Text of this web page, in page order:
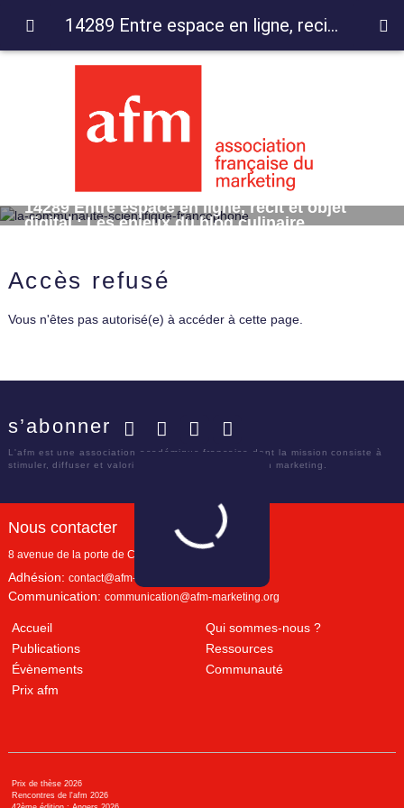
14289 Entre espace en ligne, recit et objet
digital : Les enjeux du blog culinaire
Accès refusé
Vous n'êtes pas autorisé(e) à accéder à cette page.
s’abonner
L'afm est une association académique française dont la mission consiste à
stimuler, diffuser et valoriser le savoir scientifique en marketing.
Nous contacter
8 avenue de la porte de Champerret
Adhésion: contact@afm-marketing.org
Communication: communication@afm-marketing.org
Accueil
Qui sommes-nous ?
Publications
Ressources
Évènements
Communauté
Prix afm
Prix de thèse 2026
Rencontres de l'afm 2026
14289 Entre espace en ligne, recit et objet digital : Les enjeux du blog culinaire